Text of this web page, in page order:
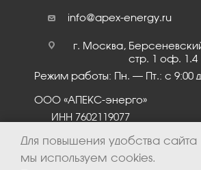
info@apex-energy.ru
г. Москва,
стр. 1 оф. 1.4
Режим работы: Пн. – Пт.: с 9:00
ООО «АПЕКС-энерго»
ИНН 7602119077
Для повышения удобства сайта
мы используем cookies.